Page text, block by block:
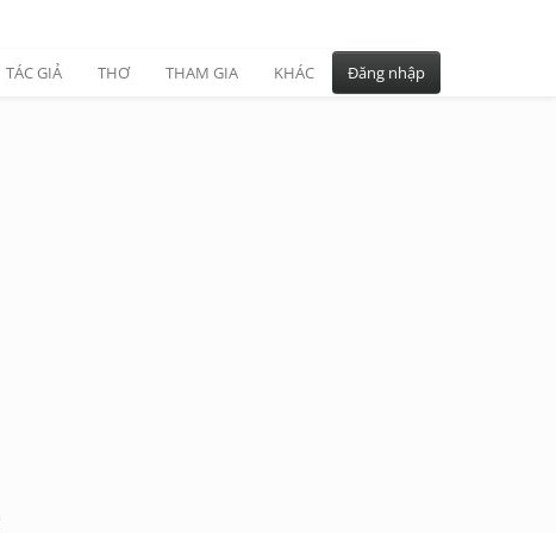
TÁC GIẢ THƠ THAM GIA KHÁC Đăng nhập